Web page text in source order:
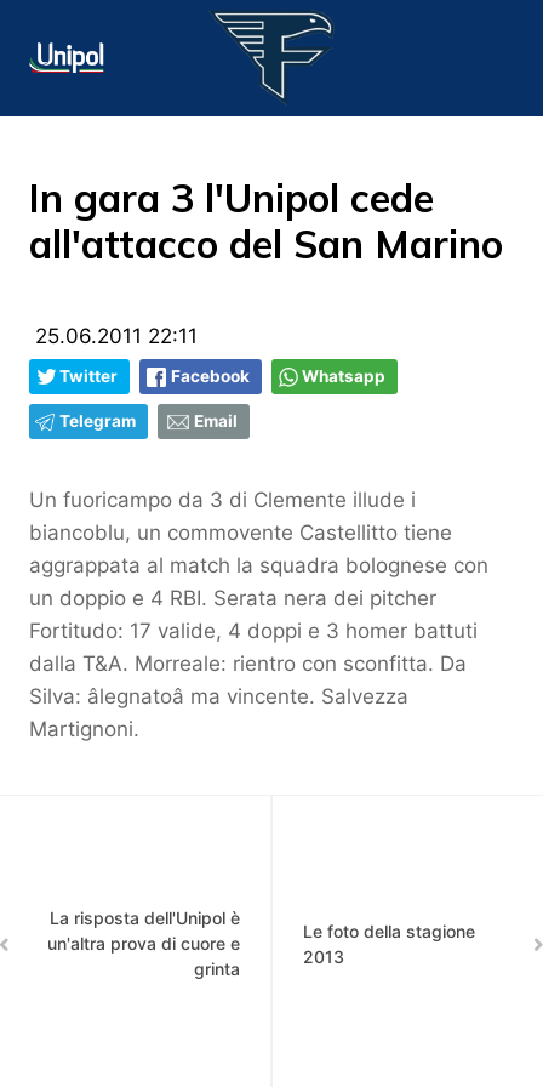
In gara 3 l'Unipol cede
all'attacco del San Marino
25.06.2011 22:11
Twitter Facebook Whatsapp
Telegram Email
Un fuoricampo da 3 di Clemente illude i
biancoblu, un commovente Castellitto tiene
aggrappata al match la squadra bolognese con
un doppio e 4 RBI. Serata nera dei pitcher
Fortitudo: 17 valide, 4 doppi e 3 homer battuti
dalla T&A. Morreale: rientro con sconfitta. Da
Silva: âlegnatoâ ma vincente. Salvezza
Martignoni.
La risposta dell'Unipol è
un'altra prova di cuore e
grinta
Le foto della stagione
2013